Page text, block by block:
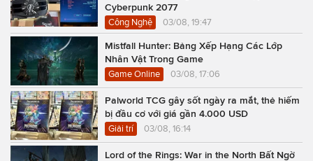
Cyberpunk 2077
Công Nghệ 03/08, 19:47
Mistfall Hunter: Bảng Xếp Hạng Các Lớp
Nhân Vật Trong Game
Game Online 03/08, 17:06
Palworld TCG gây sốt ngày ra mắt, thẻ hiếm
bị đầu cơ với giá gần 4.000 USD
Giải trí 03/08, 16:14
Lord of the Rings: War in the North Bất Ngờ